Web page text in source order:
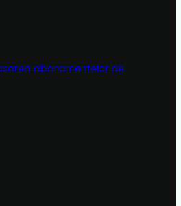
abonamentelor de